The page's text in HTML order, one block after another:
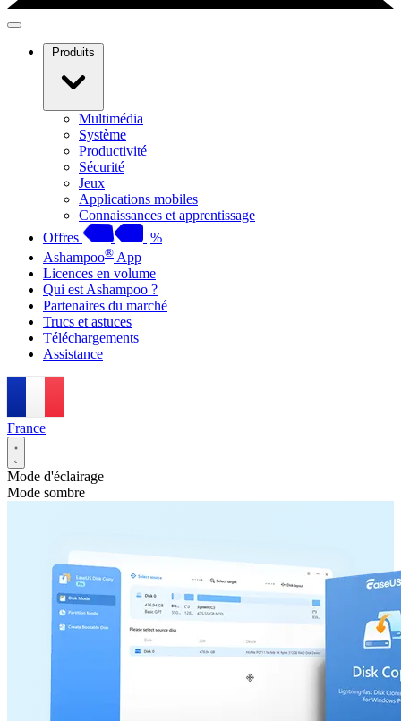
Produits
Multimédia
Système
Productivité
Sécurité
Jeux
Applications mobiles
Connaissances et apprentissage
Offres
%
Ashampoo® App
Licences en volume
Qui est Ashampoo ?
Partenaires du marché
Trucs et astuces
Téléchargements
Assistance
France
Mode d'éclairage
Mode sombre